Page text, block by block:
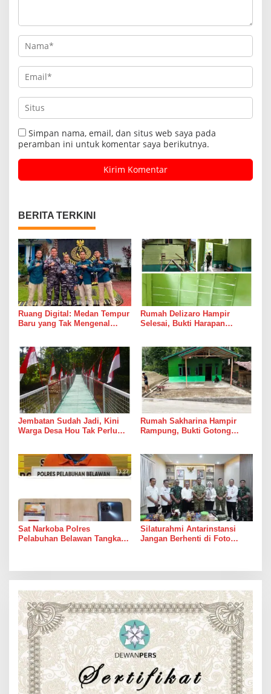
Simpan nama, email, dan situs web saya pada
peramban ini untuk komentar saya berikutnya.
BERITA TERKINI
Ruang Digital: Medan Tempur
Baru yang Tak Mengenal
Rumah Delizaro Hampir
Selesai, Bukti Harapan
Jembatan Sudah Jadi, Kini
Warga Desa Hou Tak Perlu
Rumah Sakharina Hampir
Rampung, Bukti Gotong
Sat Narkoba Polres
Pelabuhan Belawan Tangkap
Silaturahmi Antarinstansi
Jangan Berhenti di Foto